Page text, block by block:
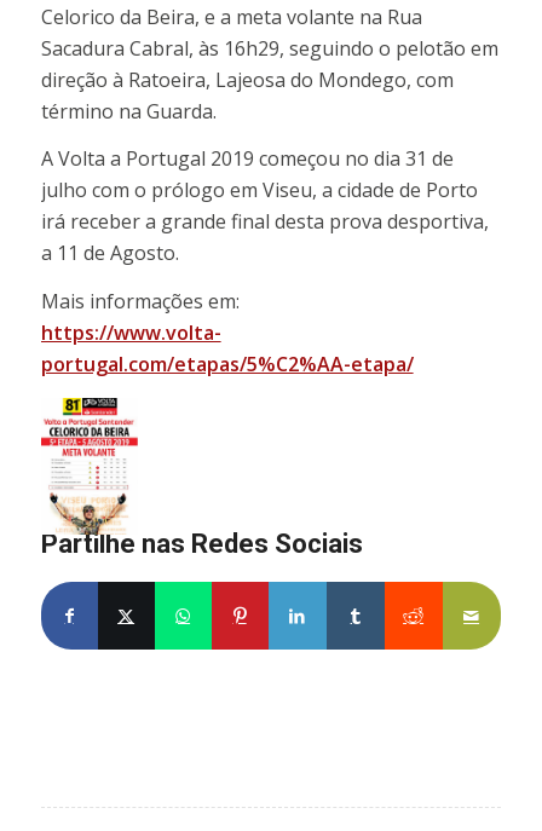
Celorico da Beira, e a meta volante na Rua
Sacadura Cabral, às 16h29, seguindo o pelotão em
direção à Ratoeira, Lajeosa do Mondego, com
término na Guarda.
A Volta a Portugal 2019 começou no dia 31 de
julho com o prólogo em Viseu, a cidade de Porto
irá receber a grande final desta prova desportiva,
a 11 de Agosto.
Mais informações em:
https://www.volta-
portugal.com/etapas/5%C2%AA-etapa/
Partilhe nas Redes Sociais